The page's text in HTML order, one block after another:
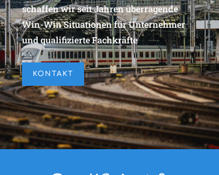
schaffen wir seit Jahren überragende
Win-Win Situationen für Unternehmer
und qualifizierte Fachkräfte
KONTAKT